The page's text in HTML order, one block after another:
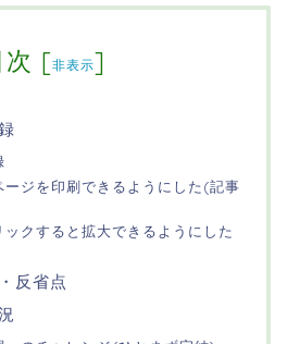
次 [非表示]
ージを印刷できるようにした(記事
ックすると拡大できるようにした
反省点